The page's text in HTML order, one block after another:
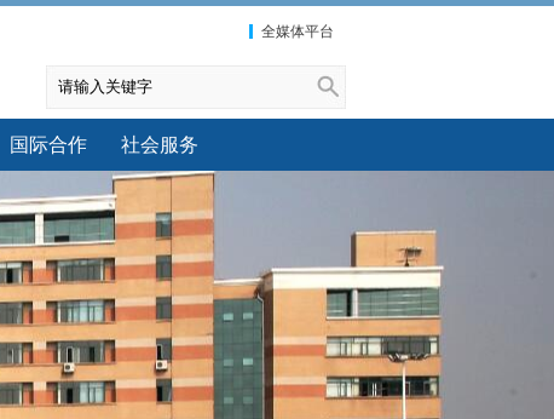
全媒体平台
国际合作 社会服务